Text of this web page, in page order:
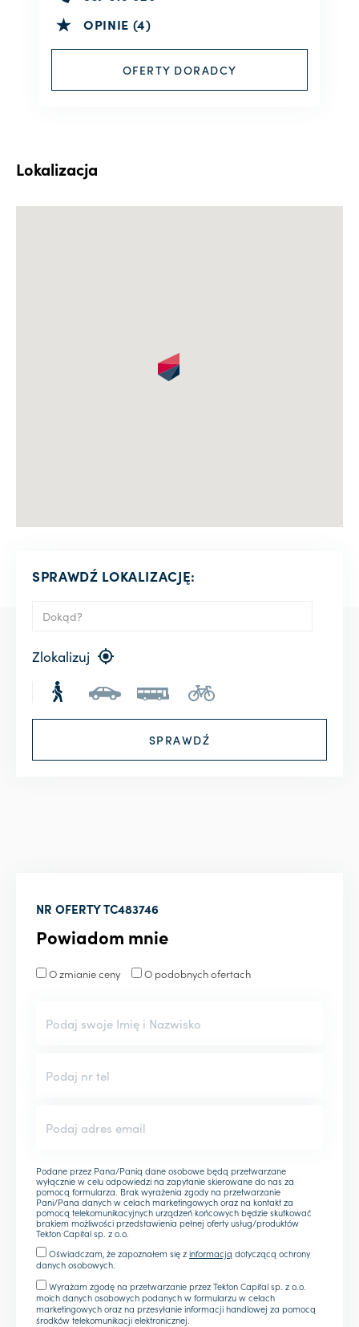
OPINIE (4)
OFERTY DORADCY
Lokalizacja
SPRAWDŹ LOKALIZACJĘ:
Zlokalizuj
NR OFERTYTC483746
Powiadom mnie
O zmianie ceny O podobnych ofertach
Podane przez Pana/Panią dane osobowe będą przetwarzane
wyłącznie w celu odpowiedzi na zapytanie skierowane do nas za
pomocą formularza. Brak wyrażenia zgody na przetwarzanie
Pani/Pana danych w celach marketingowych oraz na kontakt za
pomocą telekomunikacyjnych urządzeń końcowych będzie skutkować
brakiem możliwości przedstawienia pełnej oferty usług/produktów
Tekton Capital sp. z o.o.
Oświadczam, że zapoznałem się zinformacją dotyczącą ochrony
danych osobowych.
Wyrażam zgodę na przetwarzanie przez Tekton Capital sp. z o.o.
moich danych osobowych podanych w formularzu w celach
marketingowych oraz na przesyłanie informacji handlowej za pomocą
środków telekomunikacji elektronicznej.